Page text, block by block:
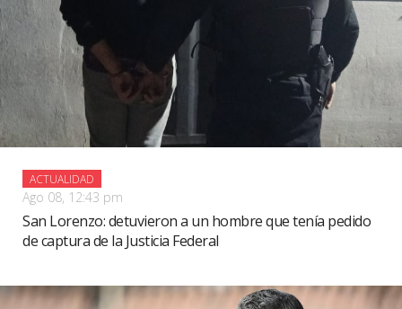
ACTUALIDAD
Ago 08, 12:43 pm
San Lorenzo: detuvieron a un hombre que tenía pedido
de captura de la Justicia Federal